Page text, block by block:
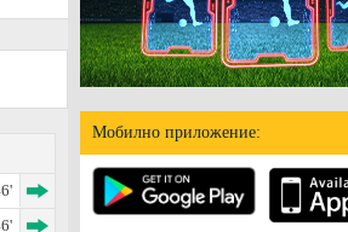
Мобилно приложение: